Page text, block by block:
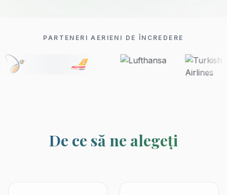
PARTENERI AERIENI DE ÎNCREDERE
De ce să ne alegeți